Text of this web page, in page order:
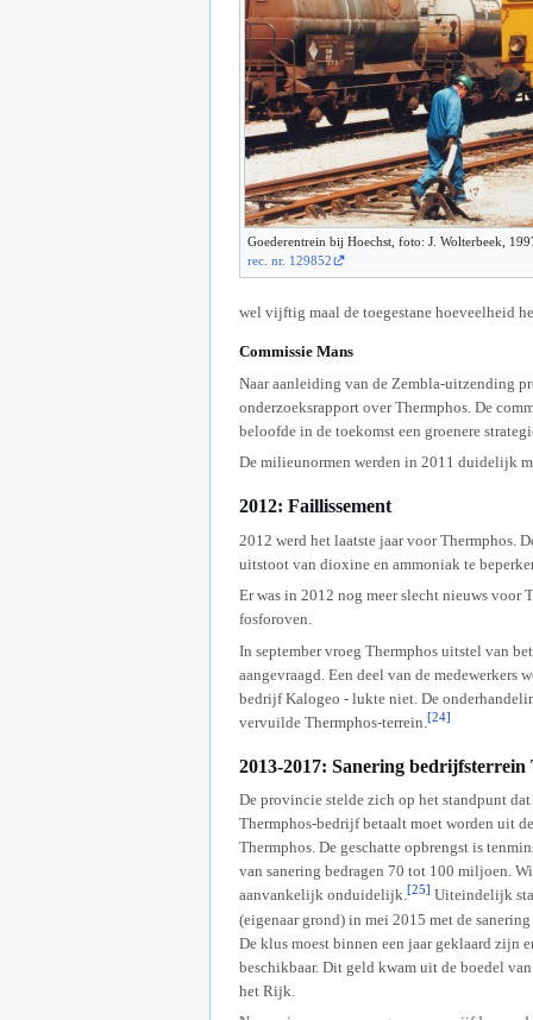
Goederentrein bij Hoechst, foto: J. Wolterbeek,
rec. nr. 129852
wel vijftig maal de toegestane hoeveelheid
Commissie Mans
Naar aanleiding van de Zembla-uitzending
onderzoeksrapport over Thermphos. De
beloofde in de toekomst een groenere
De milieunormen werden in 2011 duidelijk
2012: Faillissement
2012 werd het laatste jaar voor Thermphos.
uitstoot van dioxine en ammoniak te
Er was in 2012 nog meer slecht nieuws voor
fosforoven.
In september vroeg Thermphos uitstel van
aangevraagd. Een deel van de
bedrijf Kalogeo - lukte niet. De
vervuilde Thermphos-terrein.[24]
2013-2017: Sanering bedrijfsterrein
De provincie stelde zich op het standpunt
Thermphos-bedrijf betaalt moet worden uit
Thermphos. De geschatte opbrengst is
van sanering bedragen 70 tot 100 miljoen.
aanvankelijk onduidelijk.[25] Uiteindelijk
(eigenaar grond) in mei 2015 met de
De klus moest binnen een jaar geklaard zijn
beschikbaar. Dit geld kwam uit de boedel
het Rijk.